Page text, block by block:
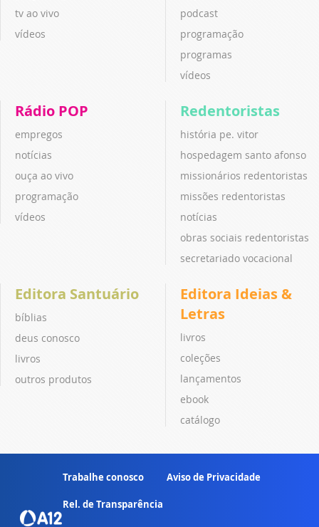
tv ao vivo
vídeos
podcast
programação
programas
vídeos
Rádio POP
empregos
notícias
ouça ao vivo
programação
vídeos
Redentoristas
história pe. vitor
hospedagem santo afonso
missionários redentoristas
missões redentoristas
notícias
obras sociais redentoristas
secretariado vocacional
Editora Santuário
bíblias
deus conosco
livros
outros produtos
Editora Ideias &
Letras
livros
coleções
lançamentos
ebook
catálogo
Trabalhe conosco Aviso de Privacidade
Rel. de Transparência